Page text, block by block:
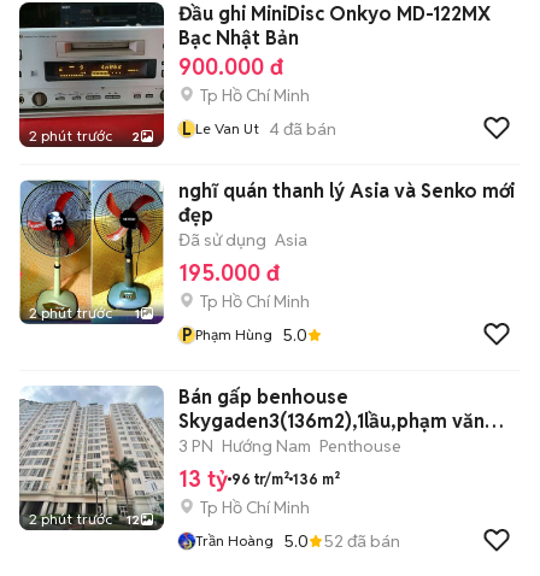
2 phút trước 2
Đầu ghi MiniDisc Onkyo MD-122MX
Bạc Nhật Bản
900.000 đ
Tp Hồ Chí Minh
L Le Van Ut 4đã bán
2 phút trước 1
nghĩ quán thanh lý Asia và Senko mới
đẹp
Đã sử dụng Asia
195.000 đ
Tp Hồ Chí Minh
P Phạm Hùng 5.0
2 phút trước 12
Bán gấp benhouse
Skygaden3(136m2),1lầu,phạm văn
nghị,tân phú,Q7
3 PN Hướng Nam Penthouse
13 tỷ 96 tr/m² 136 m²
Tp Hồ Chí Minh
Trần Hoàng 5.0 52 đã bán